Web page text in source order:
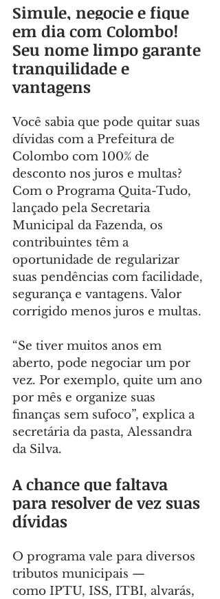
Simule, negocie e fique
em dia com Colombo!
Seu nome limpo garante
tranquilidade e
vantagens
Você sabia que pode quitar suas
dívidas com a Prefeitura de
Colombo com 100% de
desconto nos juros e multas?
Com o Programa Quita-Tudo,
lançado pela Secretaria
Municipal da Fazenda, os
contribuintes têm a
oportunidade de regularizar
suas pendências com facilidade,
segurança e vantagens. Valor
corrigido menos juros e multas.
“Se tiver muitos anos em
aberto, pode negociar um por
vez. Por exemplo, quite um ano
por mês e organize suas
finanças sem sufoco”, explica a
secretária da pasta, Alessandra
da Silva.
A chance que faltava
para resolver de vez suas
dívidas
O programa vale para diversos
tributos municipais —
como IPTU, ISS, ITBI, alvarás,